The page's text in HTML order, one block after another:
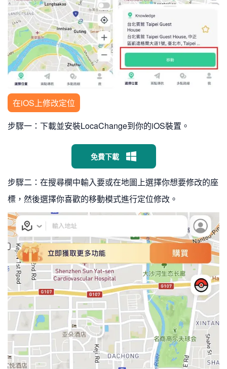
在iOS上修改定位
步驟一：下載並安裝LocaChange到你的iOS裝置。
免費下載
步驟二：在搜尋欄中輸入要或在地圖上選擇你想要修改的座
標，然後選擇你喜歡的移動模式進行定位修改。